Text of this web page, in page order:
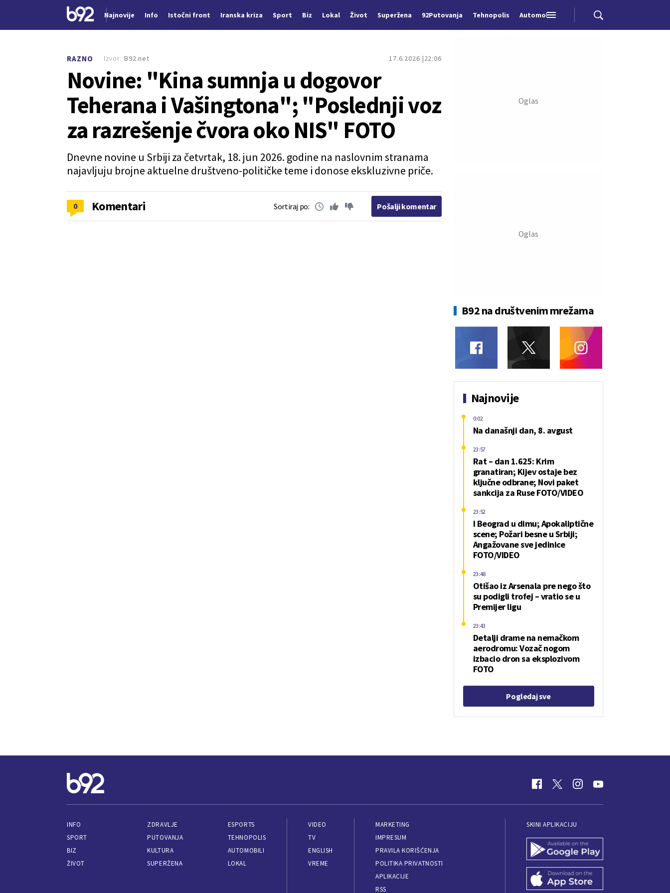
Najnovije Info Istočni front Iranska kriza Sport Biz Lokal Život Superžena 92Putovanja Tehnopolis Automobili
RAZNO 17.6.2026. 22:06
Novine: "Kina sumnja u dogovor
Teherana i Vašingtona"; "Poslednji voz
za razrešenje čvora oko NIS" FOTO
Dnevne novine u Srbiji za četvrtak, 18. jun 2026. godine na naslovnim stranama
najavljuju brojne aktuelne društveno-političke teme i donose ekskluzivne priče.
Izvor: B92.net
0 Komentari Sortiraj po: Pošalji komentar
B92 na društvenim mrežama
Najnovije
Na današnji dan, 8. avgust
0:02
Rat – dan 1.625: Krim
granatiran; Kijev ostaje bez
ključne odbrane; Novi paket
sankcija za Ruse FOTO/VIDEO
23:57
I Beograd u dimu; Apokaliptične
scene; Požari besne u Srbiji;
Angažovane sve jedinice
FOTO/VIDEO
23:52
Otišao iz Arsenala pre nego što
su podigli trofej – vratio se u
Premijer ligu
23:48
Detalji drame na nemačkom
aerodromu: Vozač nogom
izbacio dron sa eksplozivom
FOTO
23:43
Pogledaj sve
INFO
SPORT
BIZ
ŽIVOT
ZDRAVLJE
PUTOVANJA
KULTURA
SUPERŽENA
ESPORTS
TEHNOPOLIS
AUTOMOBILI
LOKAL
VIDEO
TV
ENGLISH
VREME
MARKETING
IMPRESUM
PRAVILA KORIŠĆENJA
POLITIKA PRIVATNOSTI
APLIKACIJE
RSS
SKINI APLIKACIJU